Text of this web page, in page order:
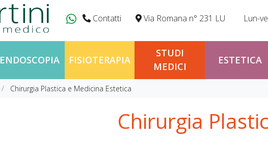
Contatti Via Romana n° 231 LU Lun-
ENDOSCOPIA FISIOTERAPIA
STUDI
MEDICI
ESTETICA
Chirurgia Plastica e Medicina Estetica
Chirurgia